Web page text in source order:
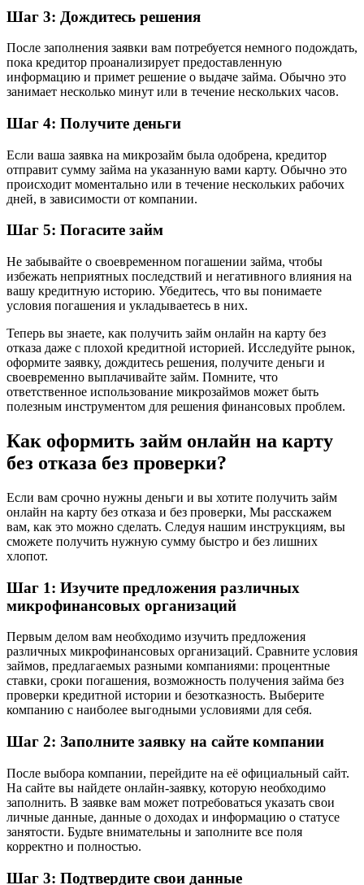
Шаг 3: Дождитесь решения
После заполнения заявки вам потребуется немного подождать,
пока кредитор проанализирует предоставленную
информацию и примет решение о выдаче займа. Обычно это
занимает несколько минут или в течение нескольких часов.
Шаг 4: Получите деньги
Если ваша заявка на микрозайм была одобрена, кредитор
отправит сумму займа на указанную вами карту. Обычно это
происходит моментально или в течение нескольких рабочих
дней, в зависимости от компании.
Шаг 5: Погасите займ
Не забывайте о своевременном погашении займа, чтобы
избежать неприятных последствий и негативного влияния на
вашу кредитную историю. Убедитесь, что вы понимаете
условия погашения и укладываетесь в них.
Теперь вы знаете, как получить займ онлайн на карту без
отказа даже с плохой кредитной историей. Исследуйте рынок,
оформите заявку, дождитесь решения, получите деньги и
своевременно выплачивайте займ. Помните, что
ответственное использование микрозаймов может быть
полезным инструментом для решения финансовых проблем.
Как оформить займ онлайн на карту
без отказа без проверки?
Если вам срочно нужны деньги и вы хотите получить займ
онлайн на карту без отказа и без проверки, Мы расскажем
вам, как это можно сделать. Следуя нашим инструкциям, вы
сможете получить нужную сумму быстро и без лишних
хлопот.
Шаг 1: Изучите предложения различных
микрофинансовых организаций
Первым делом вам необходимо изучить предложения
различных микрофинансовых организаций. Сравните условия
займов, предлагаемых разными компаниями: процентные
ставки, сроки погашения, возможность получения займа без
проверки кредитной истории и безотказность. Выберите
компанию с наиболее выгодными условиями для себя.
Шаг 2: Заполните заявку на сайте компании
После выбора компании, перейдите на её официальный сайт.
На сайте вы найдете онлайн-заявку, которую необходимо
заполнить. В заявке вам может потребоваться указать свои
личные данные, данные о доходах и информацию о статусе
занятости. Будьте внимательны и заполните все поля
корректно и полностью.
Шаг 3: Подтвердите свои данные